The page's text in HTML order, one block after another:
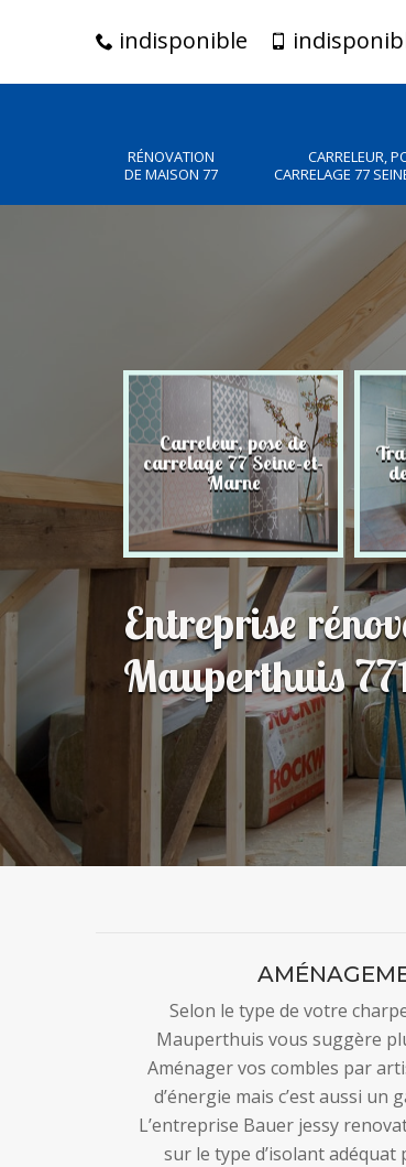
indisponible
RÉNOVATION
DE MAISON 77
CARRELEUR,
CARRELAGE 77
Carreleur, pose de
carrelage 77 Seine-et-
Marne
Entreprise
Mauperthuis
Selon le type de votre
Mauperthuis vous suggère
Aménager vos combles par
d’énergie mais c’est aussi
L’entreprise Bauer jessy
sur le type d’isolant